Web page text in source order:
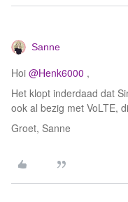
Sanne
Hoi @Henk6000 ,
Het klopt inderdaad dat
ook al bezig met VoLTE,
Groet, Sanne